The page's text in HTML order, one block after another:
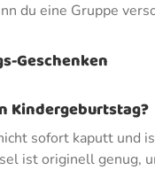
du eine Gruppe
Geschenken
Kindergeburtstag?
sofort kaputt und
ist originell genug,